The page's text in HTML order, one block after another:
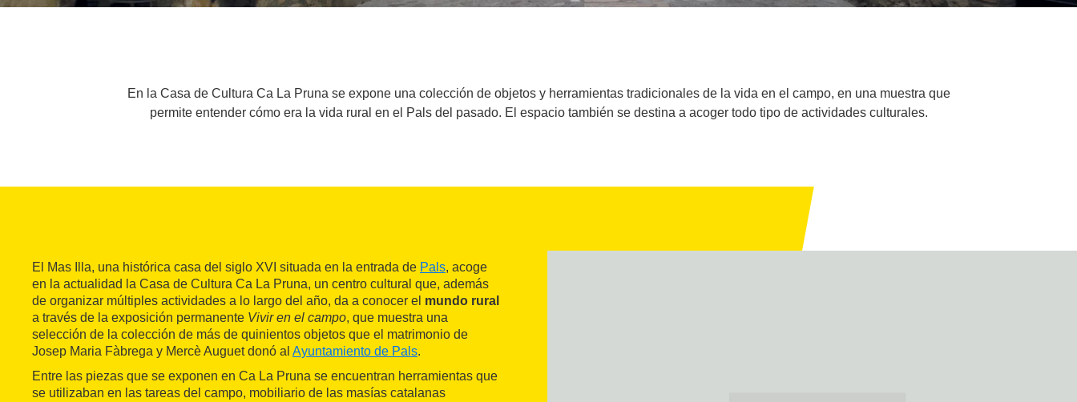
En la Casa de Cultura Ca La Pruna se expone una colección de objetos y herramientas tradicionales de la vida en el campo, en una muestra que
permite entender cómo era la vida rural en el Pals del pasado. El espacio también se destina a acoger todo tipo de actividades culturales.
El Mas Illa, una histórica casa del siglo XVI situada en la entrada de Pals, acoge
en la actualidad la Casa de Cultura Ca La Pruna, un centro cultural que, además
de organizar múltiples actividades a lo largo del año, da a conocer el mundo rural
a través de la exposición permanente Vivir en el campo, que muestra una
selección de la colección de más de quinientos objetos que el matrimonio de
Josep Maria Fàbrega y Mercè Auguet donó al Ayuntamiento de Pals.
Entre las piezas que se exponen en Ca La Pruna se encuentran herramientas que
se utilizaban en las tareas del campo, mobiliario de las masías catalanas